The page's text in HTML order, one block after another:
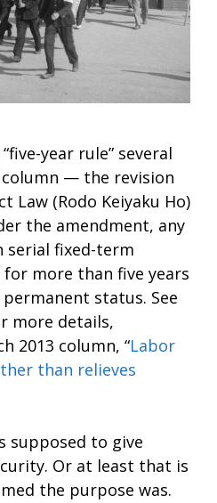
year rule” several
— the revision
Law (Rodo Keiyaku Ho)
the amendment, any
serial fixed-term
for more than five years
status. See
more details,
2013 column, “Labor
than relieves
supposed to give
Or at least that is
the purpose was.